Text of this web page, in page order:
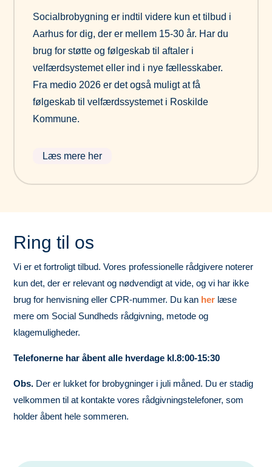
Socialbrobygning er indtil videre kun et tilbud i
Aarhus for dig, der er mellem 15-30 år. Har du
brug for støtte og følgeskab til aftaler i
velfærdsystemet eller ind i nye fællesskaber.
Fra medio 2026 er det også muligt at få
følgeskab til velfærdssystemet i Roskilde
Kommune.
Læs mere her
Ring til os
Vi er et fortroligt tilbud. Vores professionelle rådgivere noterer
kun det, der er relevant og nødvendigt at vide, og vi har ikke
brug for henvisning eller CPR-nummer. Du kan her læse
mere om Social Sundheds rådgivning, metode og
klagemuligheder.
Telefonerne har åbent alle hverdage kl.8:00-15:30
Obs. Der er lukket for brobygninger i juli måned. Du er stadig
velkommen til at kontakte vores rådgivningstelefoner, som
holder åbent hele sommeren.